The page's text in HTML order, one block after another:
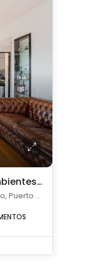
Venta departamento 3 ambientes en Puerto Madero con 2 cocheras
Juana Manso 740 - Puerto Madero, Puerto Madero, Capital Federal